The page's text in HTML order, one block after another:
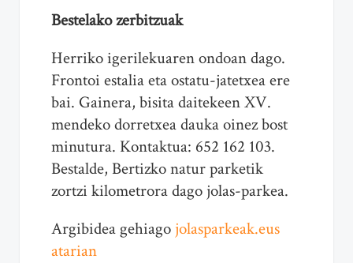
Bestelako zerbitzuak
Herriko igerilekuaren ondoan dago.
Frontoi estalia eta ostatu-jatetxea ere
bai. Gainera, bisita daitekeen XV.
mendeko dorretxea dauka oinez bost
minutura. Kontaktua: 652 162 103.
Bestalde, Bertizko natur parketik
zortzi kilometrora dago jolas-parkea.
Argibidea gehiago jolasparkeak.eus
atarian